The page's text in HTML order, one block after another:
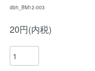
dbh_BM12-003
20円(内税)